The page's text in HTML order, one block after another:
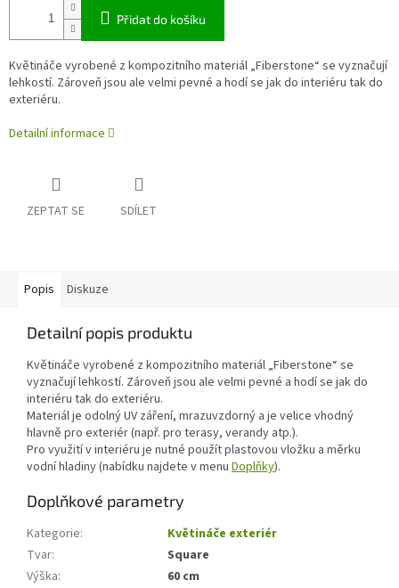
Přidat do košíku
Květináče vyrobené z kompozitního materiál „Fiberstone“ se vyznačují
lehkostí. Zároveň jsou ale velmi pevné a hodí se jak do interiéru tak do
exteriéru.
Detailní informace
ZEPTAT SE SDÍLET
Popis Diskuze
Detailní popis produktu
Květináče vyrobené z kompozitního materiál „Fiberstone“ se
vyznačují lehkostí. Zároveň jsou ale velmi pevné a hodí se jak do
interiéru tak do exteriéru.
Materiál je odolný UV záření, mrazuvzdorný a je velice vhodný
hlavně pro exteriér (např. pro terasy, verandy atp.).
Pro využití v interiéru je nutné použít plastovou vložku a měrku
vodní hladiny (nabídku najdete v menu Doplňky).
Doplňkové parametry
Kategorie:
Květináče exteriér
Tvar:
Square
Výška:
60 cm